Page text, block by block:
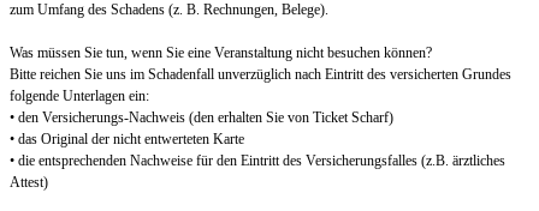
zum Umfang des Schadens (z. B. Rechnungen, Belege).
Was müssen Sie tun, wenn Sie eine Veranstaltung nicht besuchen können?
Bitte reichen Sie uns im Schadenfall unverzüglich nach Eintritt des versicherten Grundes
folgende Unterlagen ein:
• den Versicherungs-Nachweis (den erhalten Sie von Ticket Scharf)
• das Original der nicht entwerteten Karte
• die entsprechenden Nachweise für den Eintritt des Versicherungsfalles (z.B. ärztliches
Attest)